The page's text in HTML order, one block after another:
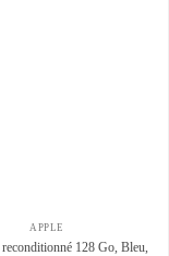
APPLE